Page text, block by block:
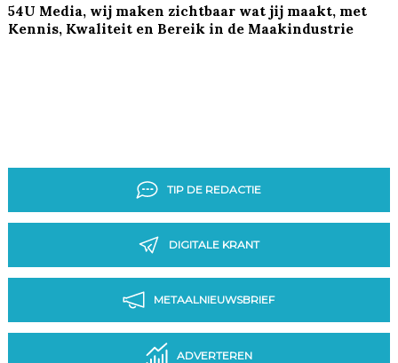
54U Media, wij maken zichtbaar wat jij maakt, met
Kennis, Kwaliteit en Bereik in de Maakindustrie
TIP DE REDACTIE
DIGITALE KRANT
METAALNIEUWSBRIEF
ADVERTEREN